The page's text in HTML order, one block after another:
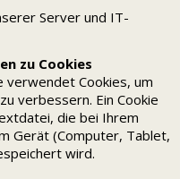
Server und IT-
zu Cookies
verwendet Cookies, um
verbessern. Ein Cookie
die bei Ihrem
Gerät (Computer, Tablet,
wird.